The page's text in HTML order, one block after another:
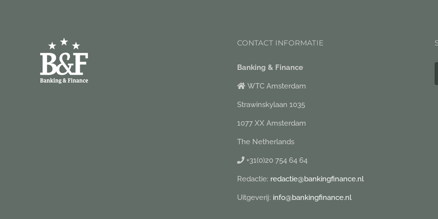
CONTACT INFORMATIE
Banking & Finance
WTC Amsterdam
Strawinskylaan 1035
1077 XX Amsterdam
The Netherlands
+31(0)20 754 64 64
Redactie: redactie@bankingfinance.nl
Uitgeverij: info@bankingfinance.nl